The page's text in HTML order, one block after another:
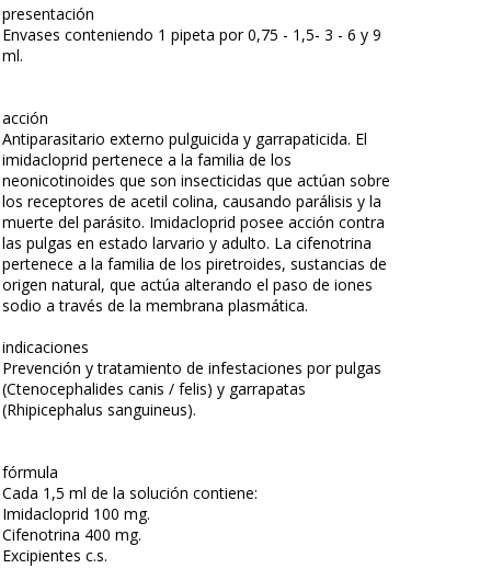
presentación
Envases conteniendo 1 pipeta por 0,75 - 1,5- 3 - 6 y 9
ml.
acción
Antiparasitario externo pulguicida y garrapaticida. El
imidacloprid pertenece a la familia de los
neonicotinoides que son insecticidas que actúan sobre
los receptores de acetil colina, causando parálisis y la
muerte del parásito. Imidacloprid posee acción contra
las pulgas en estado larvario y adulto. La cifenotrina
pertenece a la familia de los piretroides, sustancias de
origen natural, que actúa alterando el paso de iones
sodio a través de la membrana plasmática.
indicaciones
Prevención y tratamiento de infestaciones por pulgas
(Ctenocephalides canis / felis) y garrapatas
(Rhipicephalus sanguineus).
fórmula
Cada 1,5 ml de la solución contiene:
Imidacloprid 100 mg.
Cifenotrina 400 mg.
Excipientes c.s.